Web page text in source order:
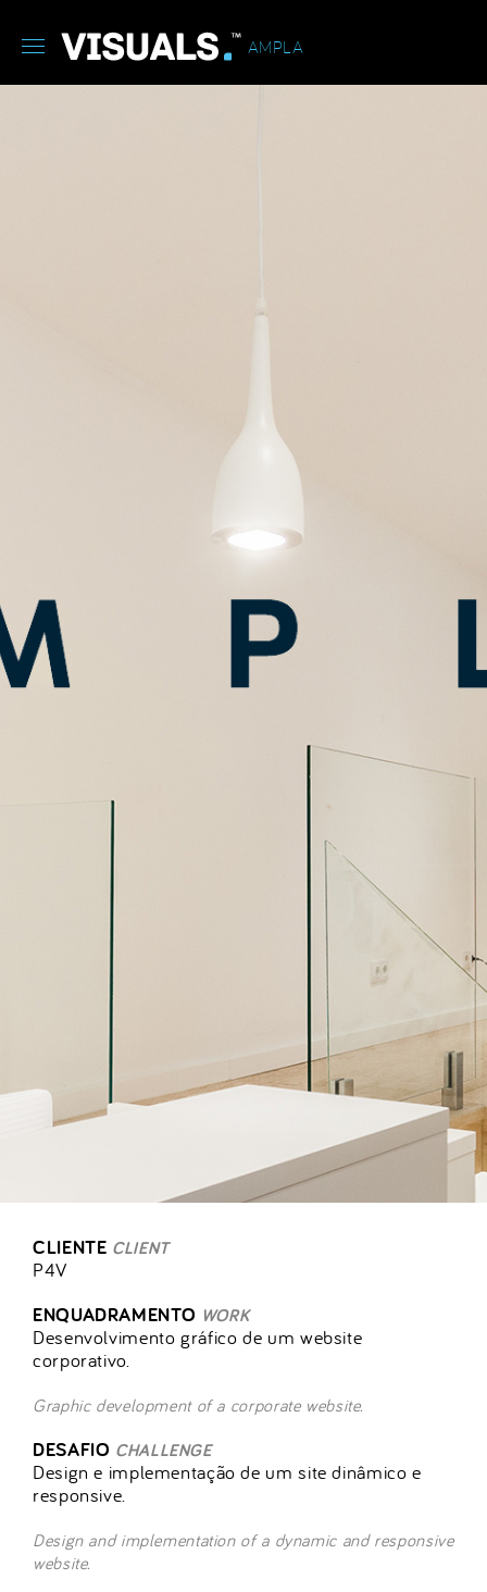
AMPLA
CLIENTE CLIENT
P4V
ENQUADRAMENTO WORK
Desenvolvimento gráfico de um website
corporativo.
Graphic development of a corporate website.
DESAFIO CHALLENGE
Design e implementação de um site dinâmico e
responsive.
Design and implementation of a dynamic and responsive
website.